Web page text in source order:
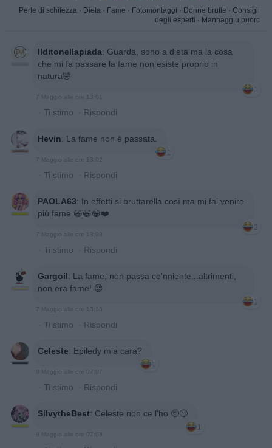
Perle di schifezza · Dieta · Fame · Fotomontaggi · Donne brutte · Consigli
degli esperti · Mannagg u puorc
Ilditonellapiada: Guarda, sono a dieta ma la cosa
che mi fa passare la fame non esiste proprio in
natura🤣
1
7 Maggio alle ore 13:01
· Ti stimo · Rispondi
Hevin: La fame non è passata.
1
7 Maggio alle ore 13:02
· Ti stimo · Rispondi
PAOLA63: In effetti si bruttarella così ma mi fai venire
più fame 😁😁😁❤️
2
7 Maggio alle ore 13:03
· Ti stimo · Rispondi
Gargoil: La fame, non passa co'nniente...altrimenti,
non era fame! 😌
1
7 Maggio alle ore 13:13
· Ti stimo · Rispondi
Celeste: Epiledy mia cara?
1
8 Maggio alle ore 07:07
· Ti stimo · Rispondi
SilvytheBest: Celeste non ce l'ho 🥺🙄
1
8 Maggio alle ore 07:08